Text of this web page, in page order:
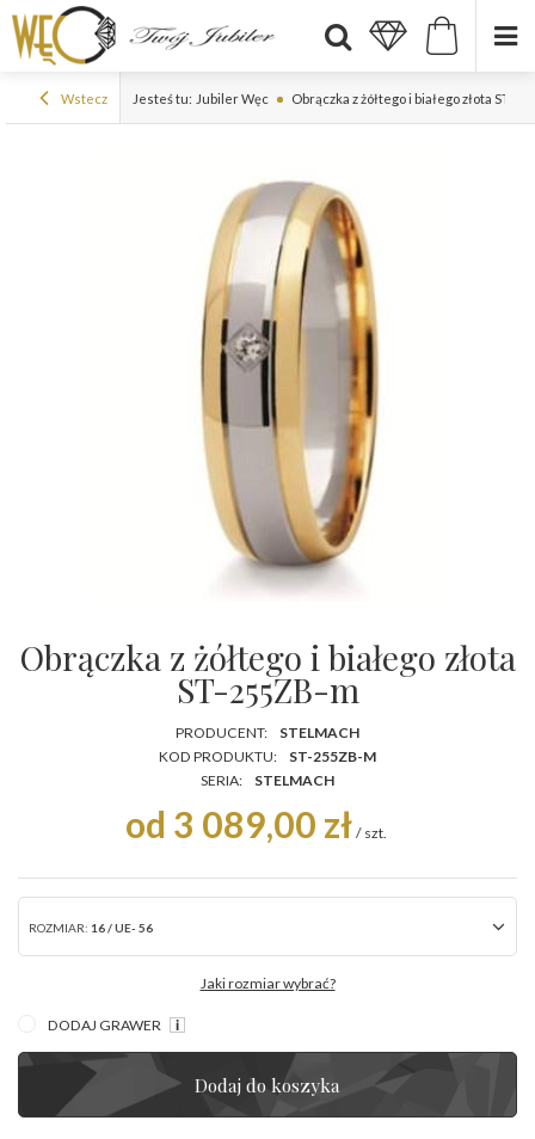
Wstecz Jesteś tu: Jubiler Węc Obrączka z żółtego i białego złota ST-
Obrączka z żółtego i białego złota
ST-255ZB-m
PRODUCENT:
STELMACH
KOD PRODUKTU:
ST-255ZB-M
SERIA:
STELMACH
od 3 089,00 zł / szt.
ROZMIAR: 16 / UE- 56
Jaki rozmiar wybrać?
DODAJ GRAWER
Dodaj do koszyka